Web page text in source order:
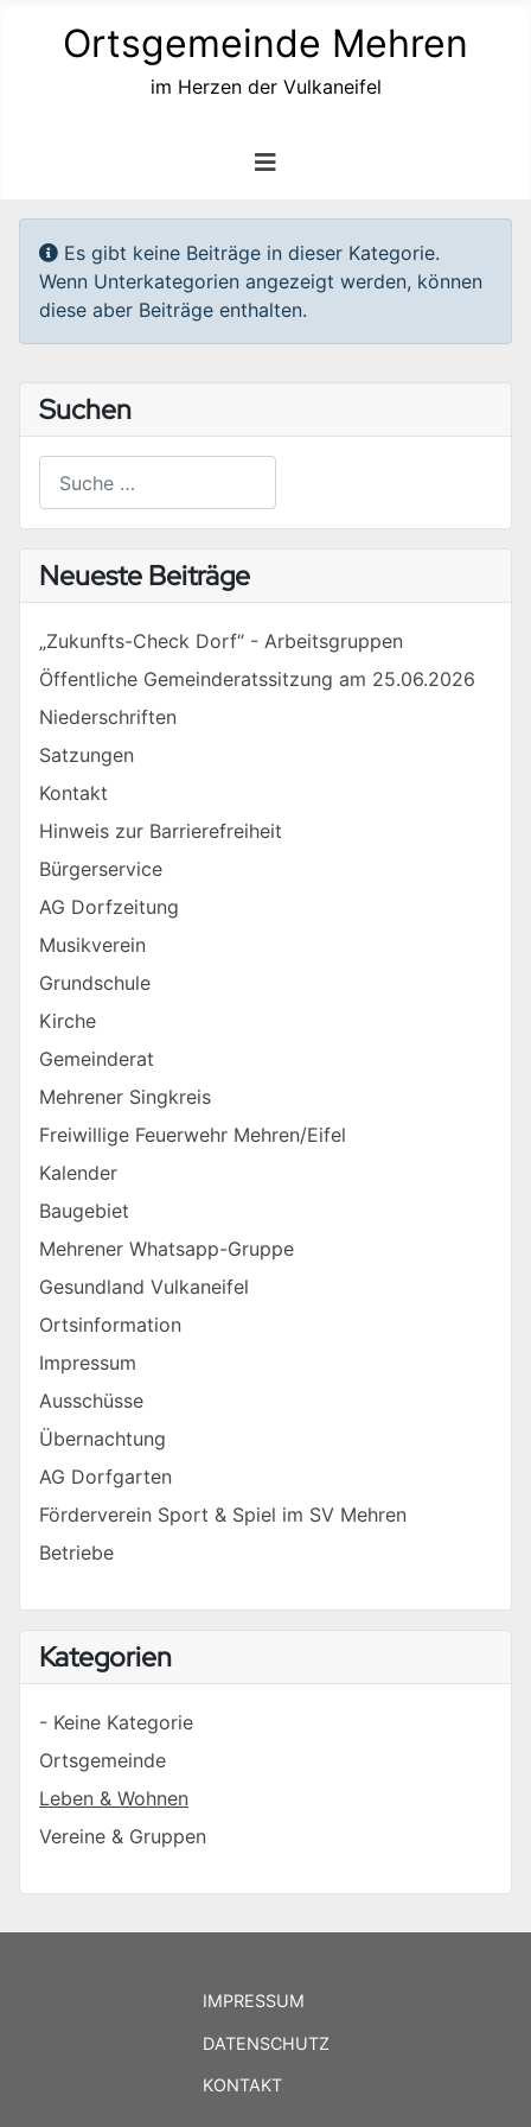
Ortsgemeinde Mehren
im Herzen der Vulkaneifel
Information
Es gibt keine Beiträge in dieser Kategorie.
Wenn Unterkategorien angezeigt werden, können
diese aber Beiträge enthalten.
Suchen
Type 2 or more characters for results.
Neueste Beiträge
„Zukunfts-Check Dorf“ - Arbeitsgruppen
Öffentliche Gemeinderatssitzung am 25.06.2026
Niederschriften
Satzungen
Kontakt
Hinweis zur Barrierefreiheit
Bürgerservice
AG Dorfzeitung
Musikverein
Grundschule
Kirche
Gemeinderat
Mehrener Singkreis
Freiwillige Feuerwehr Mehren/Eifel
Kalender
Baugebiet
Mehrener Whatsapp-Gruppe
Gesundland Vulkaneifel
Ortsinformation
Impressum
Ausschüsse
Übernachtung
AG Dorfgarten
Förderverein Sport & Spiel im SV Mehren
Betriebe
Kategorien
- Keine Kategorie
Ortsgemeinde
Leben & Wohnen
Vereine & Gruppen
IMPRESSUM
DATENSCHUTZ
KONTAKT